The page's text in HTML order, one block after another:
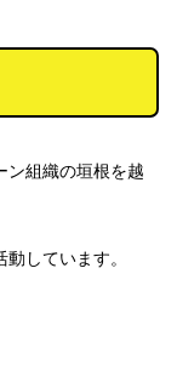
ン組織の垣根を越
しています。